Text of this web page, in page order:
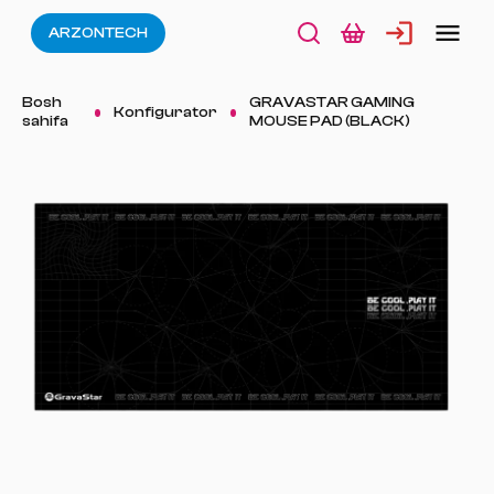
ARZONTECH
Bosh
sahifa
Konfigurator
GRAVASTAR GAMING
MOUSE PAD (BLACK)